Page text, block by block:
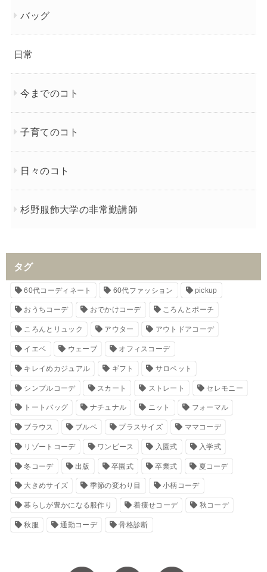
バッグ
日常
今までのコト
子育てのコト
日々のコト
杉野服飾大学の非常勤講師
タグ
60代コーディネート 60代ファッション pickup
おうちコーデ おでかけコーデ ころんとポーチ
ころんとリュック アウター アウトドアコーデ
イエベ ウェーブ オフィスコーデ
キレイめカジュアル ギフト サロペット
シンプルコーデ スカート ストレート セレモニー
トートバッグ ナチュナル ニット フォーマル
ブラウス ブルベ プラスサイズ ママコーデ
リゾートコーデ ワンピース 入園式 入学式
冬コーデ 出版 卒園式 卒業式 夏コーデ
大きめサイズ 季節の変わり目 小柄コーデ
暮らしが豊かになる服作り 着痩せコーデ 秋コーデ
秋服 通勤コーデ 骨格診断